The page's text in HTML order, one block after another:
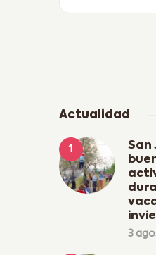
Actualidad
San
3